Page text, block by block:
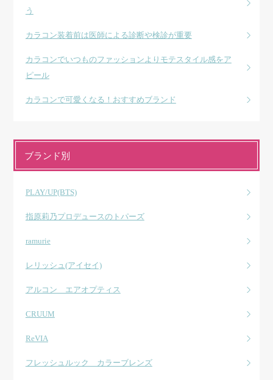
う
カラコン装着前は医師による診断や検診が重要
カラコンでいつものファッションよりモテスタイル感をア
ピール
カラコンで可愛くなる！おすすめブランド
ブランド別
PLAY/UP(BTS)
指原莉乃プロデュースのトパーズ
ramurie
レリッシュ(アイセイ)
アルコン エアオプティス
CRUUM
ReVIA
フレッシュルック カラーブレンズ